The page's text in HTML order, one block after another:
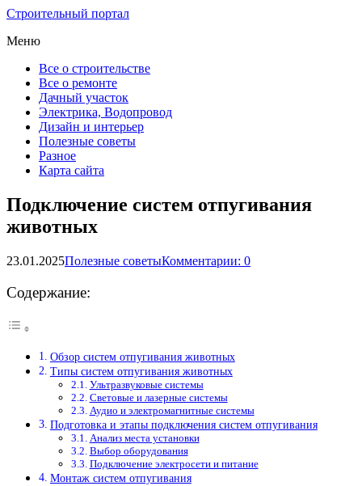
Строительный портал
Меню
Все о строительстве
Все о ремонте
Дачный участок
Электрика, Водопровод
Дизайн и интерьер
Полезные советы
Разное
Карта сайта
Подключение систем отпугивания
животных
23.01.2025Полезные советыКомментарии: 0
Содержание:
Обзор систем отпугивания животных
Типы систем отпугивания животных
Ультразвуковые системы
Световые и лазерные системы
Аудио и электромагнитные системы
Подготовка и этапы подключения систем отпугивания
Анализ места установки
Выбор оборудования
Подключение электросети и питание
Монтаж систем отпугивания